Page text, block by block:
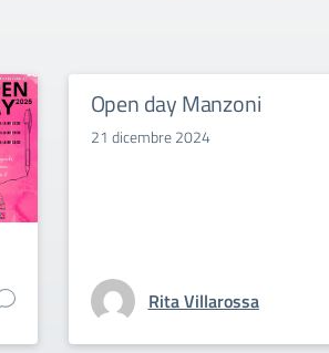
Open day Manzoni
21 dicembre 2024
Rita Villarossa